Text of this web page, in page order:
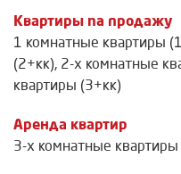
Квартиры na продажу
1 комнатные квартиры
(2+кк), 2-х комнатные
квартиры (3+кк)
Аренда квартир
3-х комнатные